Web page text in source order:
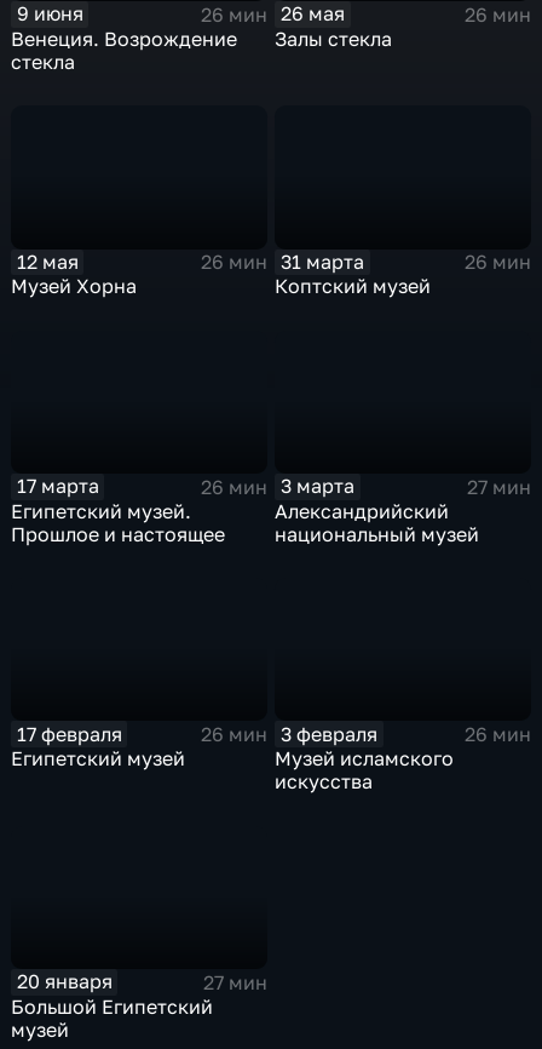
9 июня
26 мин
Венеция. Возрождение
стекла
26 мая
26 мин
Залы стекла
12 мая
26 мин
Музей Хорна
31 марта
26 мин
Коптский музей
17 марта
26 мин
Египетский музей.
Прошлое и настоящее
3 марта
27 мин
Александрийский
национальный музей
17 февраля
26 мин
Египетский музей
3 февраля
26 мин
Музей исламского
искусства
20 января
27 мин
Большой Египетский
музей